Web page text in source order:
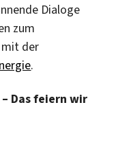
Dialoge
zum
mit der
.
Das feiern wir